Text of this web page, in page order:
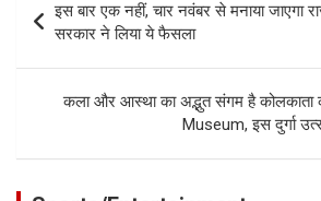
navigation
इस बार एक नहीं, चार नवंबर से मनाया जाएगा
सरकार ने लिया ये फैसला
कला और आस्था का अद्भुत संगम है कोलकाता
Museum, इस दुर्गा